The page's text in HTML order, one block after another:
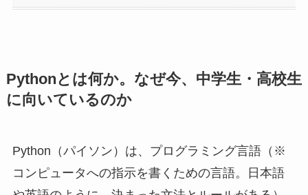
Pythonとは何か。なぜ今、中学生・高校生
に向いているのか
Python（パイソン）は、プログラミング言語（※
コンピュータへの指示を書くための言語。日本語